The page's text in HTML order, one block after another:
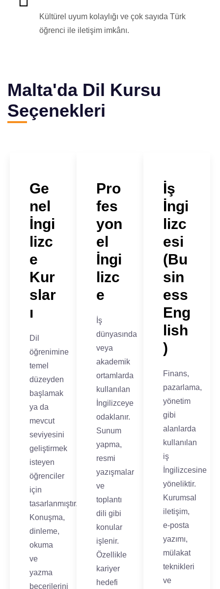
Kültürel uyum kolaylığı ve çok sayıda Türk
öğrenci ile iletişim imkânı.
Malta'da Dil Kursu
Seçenekleri
Ge
nel
İngi
lizc
e
Kur
slar
ı
Dil
öğrenimine
temel
düzeyden
başlamak
ya da
mevcut
seviyesini
geliştirmek
isteyen
öğrenciler
için
tasarlanmıştır.
Konuşma,
dinleme,
okuma
ve
yazma
becerilerini
Pro
fes
yon
el
İngi
lizc
e
İş
dünyasında
veya
akademik
ortamlarda
kullanılan
İngilizceye
odaklanır.
Sunum
yapma,
resmi
yazışmalar
ve
toplantı
dili gibi
konular
işlenir.
Özellikle
kariyer
hedefi
İş
İngi
lizc
esi
(Bu
sin
ess
Eng
lish
)
Finans,
pazarlama,
yönetim
gibi
alanlarda
kullanılan
iş
İngilizcesine
yöneliktir.
Kurumsal
iletişim,
e-posta
yazımı,
mülakat
teknikleri
ve